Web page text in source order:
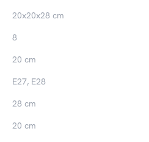
20x20x28 cm
8
20 cm
E27, E28
28 cm
20 cm